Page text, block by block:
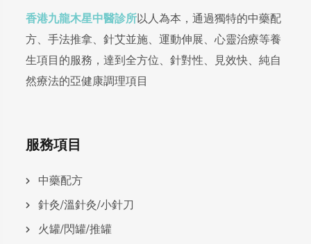
香港九龍木星中醫診所以人為本，通過獨特的中藥配
方、手法推拿、針艾並施、運動伸展、心靈治療等養
生項目的服務，達到全方位、針對性、見效快、純自
然療法的亞健康調理項目
服務項目
中藥配方
針灸/溫針灸/小針刀
火罐/閃罐/推罐